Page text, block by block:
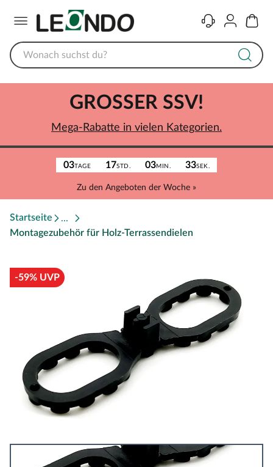
KontaktKonto
03TAGE 17STD. 03MIN. 33SEK.
Zu den Angeboten der Woche »
GROSSER SSV!
Mega-Rabatte in vielen Kategorien.
Startseite
Montagezubehör für Holz-Terrassendielen
-59% UVP